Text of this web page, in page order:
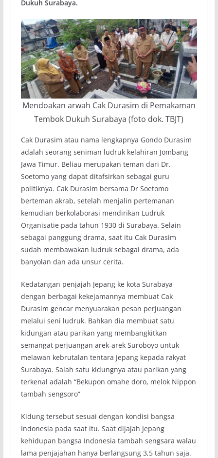
Dukuh Surabaya.
Mendoakan arwah Cak Durasim di Pemakaman
Tembok Dukuh Surabaya (foto dok. TBJT)
Cak Durasim atau nama lengkapnya Gondo Durasim
adalah seorang seniman ludruk kelahiran Jombang
Jawa Timur. Beliau merupakan teman dari Dr.
Soetomo yang dapat ditafsirkan sebagai guru
politiknya. Cak Durasim bersama Dr Soetomo
berteman akrab, setelah menjalin pertemanan
kemudian berkolaborasi mendirikan Ludruk
Organisatie pada tahun 1930 di Surabaya. Selain
sebagai panggung drama, saat itu Cak Durasim
sudah membawakan ludruk sebagai drama, ada
banyolan dan ada unsur cerita.
Kedatangan penjajah Jepang ke kota Surabaya
dengan berbagai kekejamannya membuat Cak
Durasim gencar menyuarakan pesan perjuangan
melalui seni ludruk. Bahkan dia membuat satu
kidungan atau parikan yang membangkitkan
semangat perjuangan arek-arek Suroboyo untuk
melawan kebrutalan tentara Jepang kepada rakyat
Surabaya. Salah satu kidungnya atau parikan yang
terkenal adalah “Bekupon omahe doro, melok Nippon
tambah sengsoro”
Kidung tersebut sesuai dengan kondisi bangsa
Indonesia pada saat itu. Saat dijajah Jepang
kehidupan bangsa Indonesia tambah sengsara walau
lama penjajahan hanya berlangsung 3,5 tahun saja.